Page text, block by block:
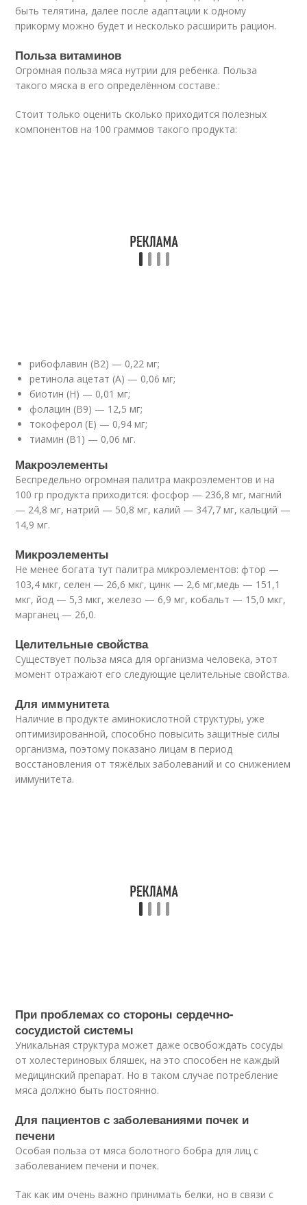
быть телятина, далее после адаптации к одному
прикорму можно будет и несколько расширить рацион.
Польза витаминов
Огромная польза мяса нутрии для ребенка. Польза
такого мяска в его определённом составе.:
Стоит только оценить сколько приходится полезных
компонентов на 100 граммов такого продукта:
рибофлавин (В2) — 0,22 мг;
ретинола ацетат (А) — 0,06 мг;
биотин (Н) — 0,01 мг;
фолацин (В9) — 12,5 мг;
токоферол (Е) — 0,94 мг;
тиамин (В1) — 0,06 мг.
Макроэлементы
Беспредельно огромная палитра макроэлементов и на
100 гр продукта приходится: фосфор — 236,8 мг, магний
— 24,8 мг, натрий — 50,8 мг, калий — 347,7 мг, кальций —
14,9 мг.
Микроэлементы
Не менее богата тут палитра микроэлементов: фтор —
103,4 мкг, селен — 26,6 мкг, цинк — 2,6 мг,медь — 151,1
мкг, йод — 5,3 мкг, железо — 6,9 мг, кобальт — 15,0 мкг,
марганец — 26,0.
Целительные свойства
Существует польза мяса для организма человека, этот
момент отражают его следующие целительные свойства.
Для иммунитета
Наличие в продукте аминокислотной структуры, уже
оптимизированной, способно повысить защитные силы
организма, поэтому показано лицам в период
восстановления от тяжёлых заболеваний и со снижением
иммунитета.
При проблемах со стороны сердечно-
сосудистой системы
Уникальная структура может даже освобождать сосуды
от холестериновых бляшек, на это способен не каждый
медицинский препарат. Но в таком случае потребление
мяса должно быть постоянно.
Для пациентов с заболеваниями почек и
печени
Особая польза от мяса болотного бобра для лиц с
заболеванием печени и почек.
Так как им очень важно принимать белки, но в связи с